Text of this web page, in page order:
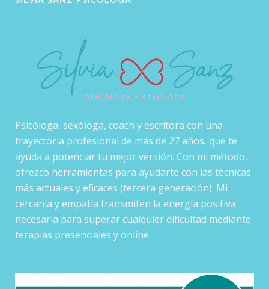
Psicóloga, sexóloga, coach y escritora con una
trayectoria profesional de más de 27 años, que te
ayuda a potenciar tu mejor versión. Con mi método,
ofrezco herramientas para ayudarte con las técnicas
más actuales y eficaces (tercera generación). Mi
cercanía y empatía transmiten la energía positiva
necesaria para superar cualquier dificultad mediante
terapias presenciales y online.